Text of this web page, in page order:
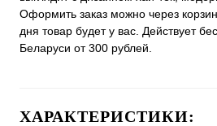
Оформить заказ можно через
дня товар будет у вас. Действует
Беларуси от 300 рублей.
ХАРАКТЕРИСТИКИ: